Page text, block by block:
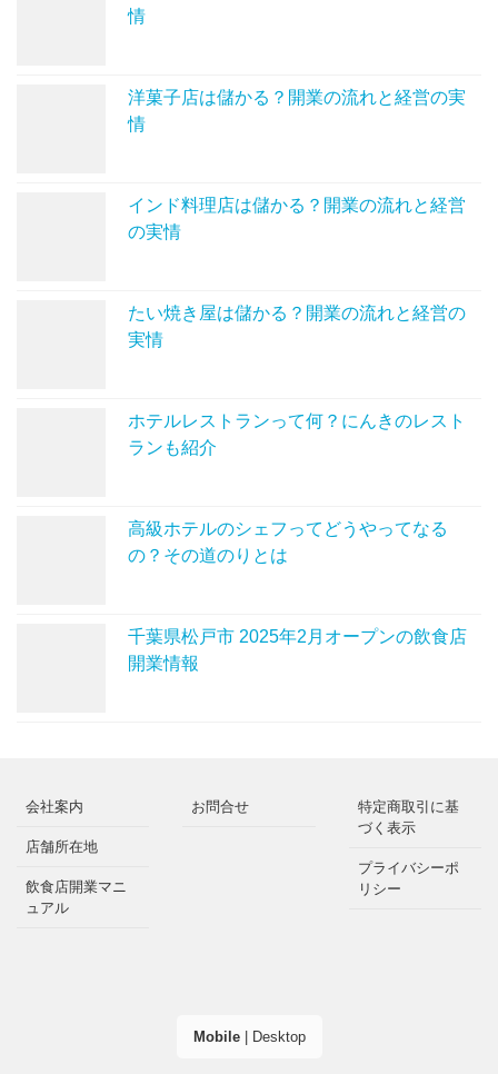
情
洋菓子店は儲かる？開業の流れと経営の実
情
インド料理店は儲かる？開業の流れと経営
の実情
たい焼き屋は儲かる？開業の流れと経営の
実情
ホテルレストランって何？にんきのレスト
ランも紹介
高級ホテルのシェフってどうやってなる
の？その道のりとは
千葉県松戸市 2025年2月オープンの飲食店
開業情報
会社案内
店舗所在地
飲食店開業マニ
ュアル
お問合せ
特定商取引に基
づく表示
プライバシーポ
リシー
Mobile| Desktop